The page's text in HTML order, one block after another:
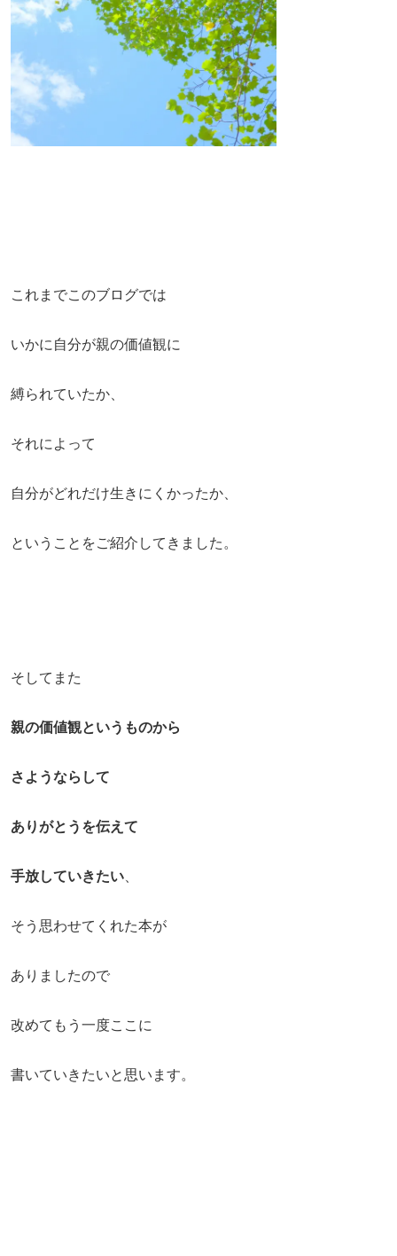
これまでこのブログでは
いかに自分が親の価値観に
縛られていたか、
それによって
自分がどれだけ生きにくかったか、
ということをご紹介してきました。
そしてまた
親の価値観というものから
さようならして
ありがとうを伝えて
手放していきたい、
そう思わせてくれた本が
ありましたので
改めてもう一度ここに
書いていきたいと思います。